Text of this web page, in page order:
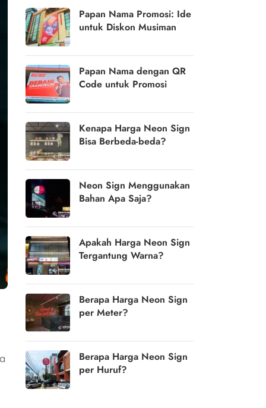
Papan Nama Promosi: Ide
untuk Diskon Musiman
Papan Nama dengan QR
Code untuk Promosi
Kenapa Harga Neon Sign
Bisa Berbeda-beda?
Neon Sign Menggunakan
Bahan Apa Saja?
Apakah Harga Neon Sign
Tergantung Warna?
Berapa Harga Neon Sign
per Meter?
Berapa Harga Neon Sign
per Huruf?